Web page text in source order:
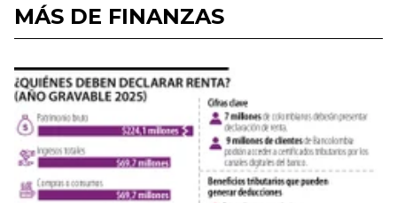
MÁS DE FINANZAS